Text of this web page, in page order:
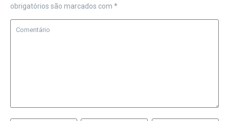
obrigatórios são marcados com *